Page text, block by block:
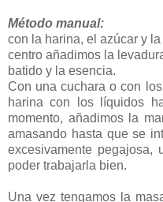
Método manual:
con la harina, el azúcar y
centro añadimos la
batido y la esencia.
Con una cuchara o con
harina con los líquidos
momento, añadimos la
amasando hasta que se
excesivamente pegajosa,
poder trabajarla bien.
Una vez tengamos la